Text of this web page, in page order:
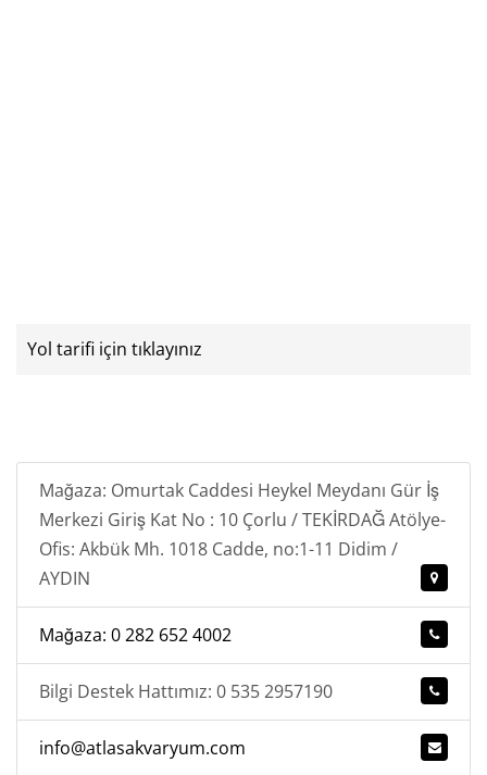
Yol tarifi için tıklayınız
Mağaza: Omurtak Caddesi Heykel Meydanı Gür İş
Merkezi Giriş Kat No : 10 Çorlu / TEKİRDAĞ Atölye-
Ofis: Akbük Mh. 1018 Cadde, no:1-11 Didim /
AYDIN
Mağaza: 0 282 652 4002
Bilgi Destek Hattımız: 0 535 2957190
info@atlasakvaryum.com